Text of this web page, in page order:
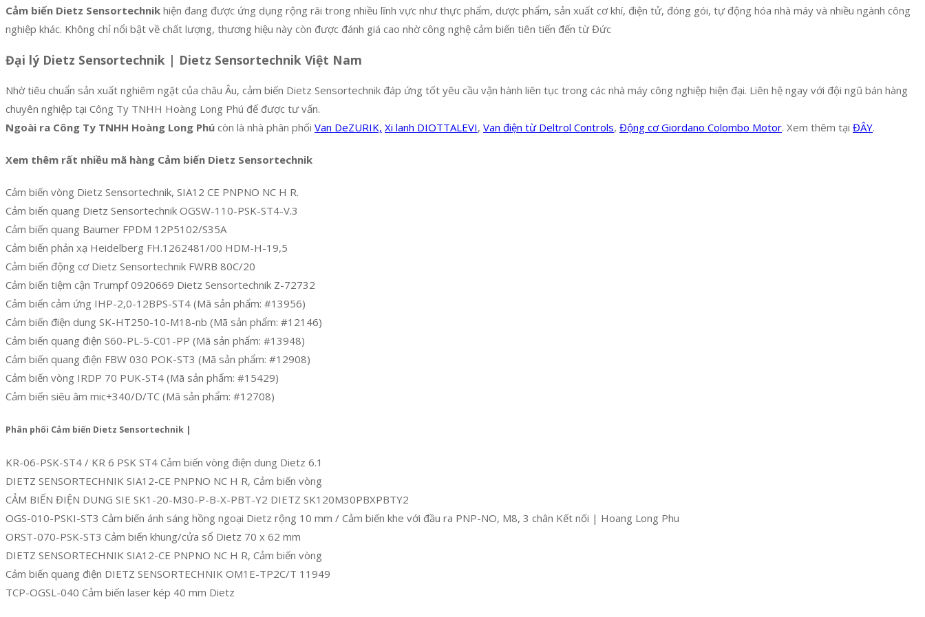
Cảm biến Dietz Sensortechnik hiện đang được ứng dụng rộng rãi trong nhiều lĩnh vực như thực phẩm, dược phẩm, sản xuất cơ khí, điện tử, đóng gói, tự động hóa nhà máy và nhiều ngành công
nghiệp khác. Không chỉ nổi bật về chất lượng, thương hiệu này còn được đánh giá cao nhờ công nghệ cảm biến tiên tiến đến từ Đức
Đại lý Dietz Sensortechnik | Dietz Sensortechnik Việt Nam
Nhờ tiêu chuẩn sản xuất nghiêm ngặt của châu Âu, cảm biến Dietz Sensortechnik đáp ứng tốt yêu cầu vận hành liên tục trong các nhà máy công nghiệp hiện đại. Liên hệ ngay với đội ngũ bán hàng
chuyên nghiệp tại Công Ty TNHH Hoàng Long Phú để được tư vấn.
Ngoài ra Công Ty TNHH Hoàng Long Phú còn là nhà phân phối Van DeZURIK, Xi lanh DIOTTALEVI, Van điện từ Deltrol Controls, Động cơ Giordano Colombo Motor. Xem thêm tại ĐÂY.
Xem thêm rất nhiều mã hàng Cảm biến Dietz Sensortechnik
Cảm biến vòng Dietz Sensortechnik, SIA12 CE PNPNO NC H R.
Cảm biến quang Dietz Sensortechnik OGSW-110-PSK-ST4-V.3
Cảm biến quang Baumer FPDM 12P5102/S35A
Cảm biến phản xạ Heidelberg FH.1262481/00 HDM-H-19,5
Cảm biến động cơ Dietz Sensortechnik FWRB 80C/20
Cảm biến tiệm cận Trumpf 0920669 Dietz Sensortechnik Z-72732
Cảm biến cảm ứng IHP-2,0-12BPS-ST4 (Mã sản phẩm: #13956)
Cảm biến điện dung SK-HT250-10-M18-nb (Mã sản phẩm: #12146)
Cảm biến quang điện S60-PL-5-C01-PP (Mã sản phẩm: #13948)
Cảm biến quang điện FBW 030 POK-ST3 (Mã sản phẩm: #12908)
Cảm biến vòng IRDP 70 PUK-ST4 (Mã sản phẩm: #15429)
Cảm biến siêu âm mic+340/D/TC (Mã sản phẩm: #12708)
Phân phối Cảm biến Dietz Sensortechnik |
KR-06-PSK-ST4 / KR 6 PSK ST4 Cảm biến vòng điện dung Dietz 6.1
DIETZ SENSORTECHNIK SIA12-CE PNPNO NC H R, Cảm biến vòng
CẢM BIẾN ĐIỆN DUNG SIE SK1-20-M30-P-B-X-PBT-Y2 DIETZ SK120M30PBXPBTY2
OGS-010-PSKI-ST3 Cảm biến ánh sáng hồng ngoại Dietz rộng 10 mm / Cảm biến khe với đầu ra PNP-NO, M8, 3 chân Kết nối | Hoang Long Phu
ORST-070-PSK-ST3 Cảm biến khung/cửa sổ Dietz 70 x 62 mm
DIETZ SENSORTECHNIK SIA12-CE PNPNO NC H R, Cảm biến vòng
Cảm biến quang điện DIETZ SENSORTECHNIK OM1E-TP2C/T 11949
TCP-OGSL-040 Cảm biến laser kép 40 mm Dietz